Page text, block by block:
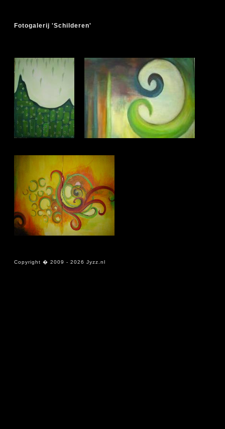
Fotogalerij 'Schilderen'
Copyright � 2009 - 2026 Jyzz.nl